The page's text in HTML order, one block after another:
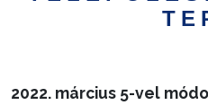
2022. március 5-vel